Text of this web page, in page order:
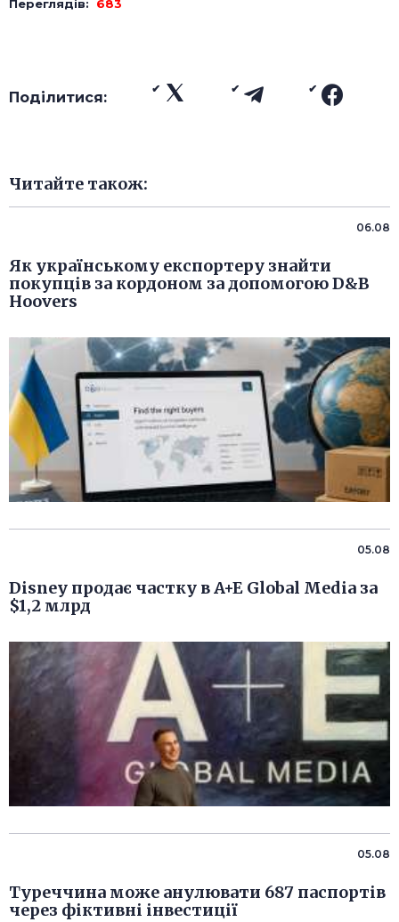
Переглядів: 683
Поділитися:
Читайте також:
06.08
Як українському експортеру знайти
покупців за кордоном за допомогою D&B
Hoovers
05.08
Disney продає частку в A+E Global Media за
$1,2 млрд
05.08
Туреччина може анулювати 687 паспортів
через фіктивні інвестиції